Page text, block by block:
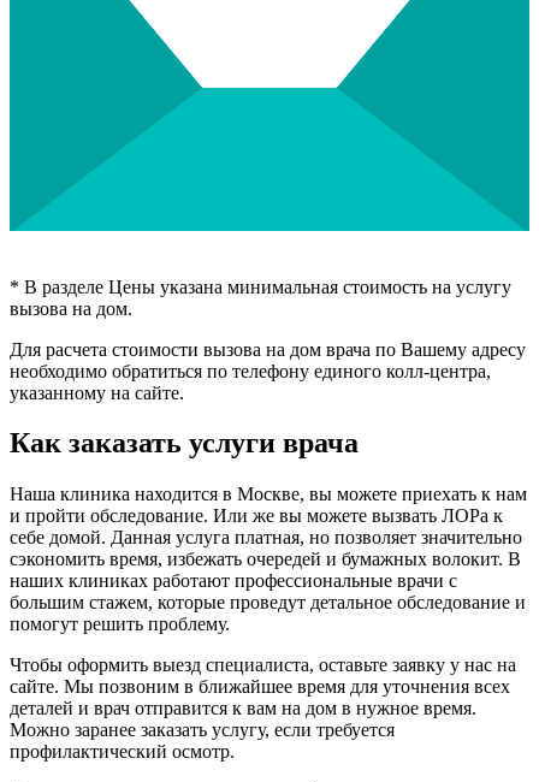
* В разделе Цены указана минимальная стоимость на услугу
вызова на дом.
Для расчета стоимости вызова на дом врача по Вашему адресу
необходимо обратиться по телефону единого колл-центра,
указанному на сайте.
Как заказать услуги врача
Наша клиника находится в Москве, вы можете приехать к нам
и пройти обследование. Или же вы можете вызвать ЛОРа к
себе домой. Данная услуга платная, но позволяет значительно
сэкономить время, избежать очередей и бумажных волокит. В
наших клиниках работают профессиональные врачи с
большим стажем, которые проведут детальное обследование и
помогут решить проблему.
Чтобы оформить выезд специалиста, оставьте заявку у нас на
сайте. Мы позвоним в ближайшее время для уточнения всех
деталей и врач отправится к вам на дом в нужное время.
Можно заранее заказать услугу, если требуется
профилактический осмотр.